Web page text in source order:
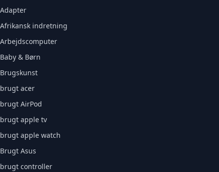
Adapter
Afrikansk indretning
Arbejdscomputer
Baby & Børn
Brugskunst
brugt acer
brugt AirPod
brugt apple tv
brugt apple watch
Brugt Asus
brugt controller